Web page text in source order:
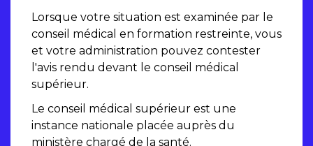
Lorsque votre situation est examinée par le
conseil médical en formation restreinte, vous
et votre administration pouvez contester
l'avis rendu devant le conseil médical
supérieur.
Le conseil médical supérieur est une
instance nationale placée auprès du
ministère chargé de la santé.